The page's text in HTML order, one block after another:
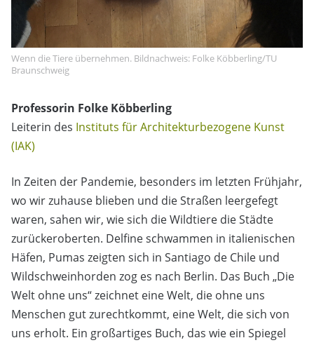
Wenn die Tiere übernehmen. Bildnachweis: Folke Köbberling/TU
Braunschweig
Professorin Folke Köbberling
Leiterin des Instituts für Architekturbezogene Kunst
(IAK)
In Zeiten der Pandemie, besonders im letzten Frühjahr,
wo wir zuhause blieben und die Straßen leergefegt
waren, sahen wir, wie sich die Wildtiere die Städte
zurückeroberten. Delfine schwammen in italienischen
Häfen, Pumas zeigten sich in Santiago de Chile und
Wildschweinhorden zog es nach Berlin. Das Buch „Die
Welt ohne uns“ zeichnet eine Welt, die ohne uns
Menschen gut zurechtkommt, eine Welt, die sich von
uns erholt. Ein großartiges Buch, das wie ein Spiegel